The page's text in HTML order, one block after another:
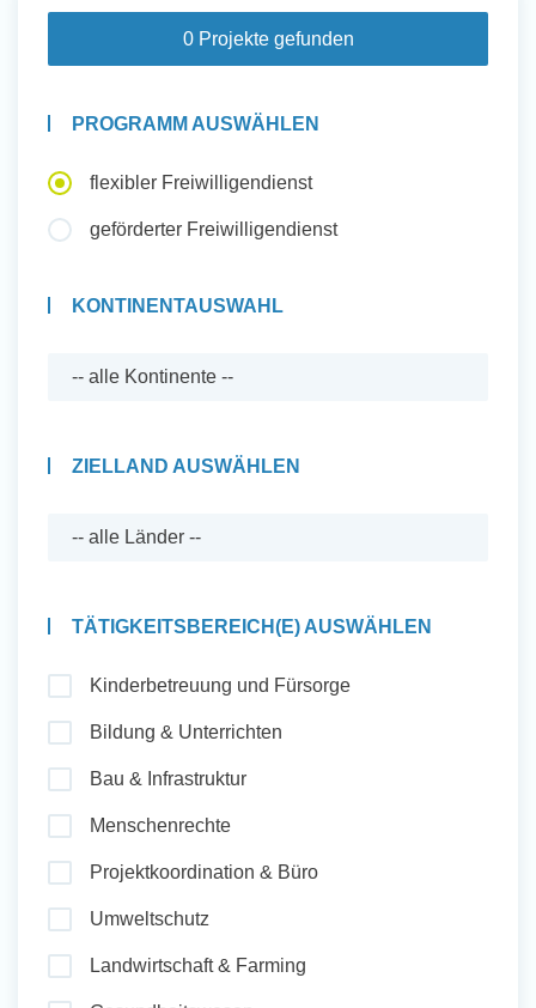
Auslandserfahrung Sammeln
und Sozial Engagieren
Initiativbewerbung
Auslandserfahrung Sammeln
Initiativbewerbung
0 Projekte gefunden
PROGRAMM AUSWÄHLEN
flexibler Freiwilligendienst
geförderter Freiwilligendienst
KONTINENTAUSWAHL
ZIELLAND AUSWÄHLEN
TÄTIGKEITSBEREICH(E) AUSWÄHLEN
Kinderbetreuung und Fürsorge
Bildung & Unterrichten
Bau & Infrastruktur
Menschenrechte
Projektkoordination & Büro
Umweltschutz
Landwirtschaft & Farming